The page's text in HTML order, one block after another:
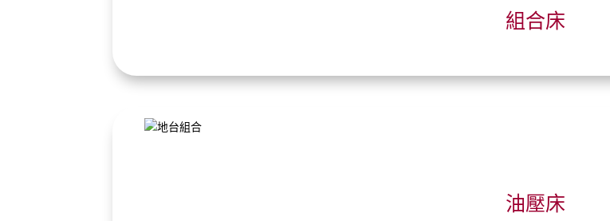
組合床
油壓床